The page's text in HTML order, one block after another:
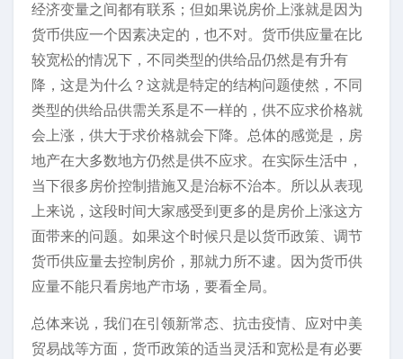
经济变量之间都有联系；但如果说房价上涨就是因为
货币供应一个因素决定的，也不对。货币供应量在比
较宽松的情况下，不同类型的供给品仍然是有升有
降，这是为什么？这就是特定的结构问题使然，不同
类型的供给品供需关系是不一样的，供不应求价格就
会上涨，供大于求价格就会下降。总体的感觉是，房
地产在大多数地方仍然是供不应求。在实际生活中，
当下很多房价控制措施又是治标不治本。所以从表现
上来说，这段时间大家感受到更多的是房价上涨这方
面带来的问题。如果这个时候只是以货币政策、调节
货币供应量去控制房价，那就力所不逮。因为货币供
应量不能只看房地产市场，要看全局。
总体来说，我们在引领新常态、抗击疫情、应对中美
贸易战等方面，货币政策的适当灵活和宽松是有必要